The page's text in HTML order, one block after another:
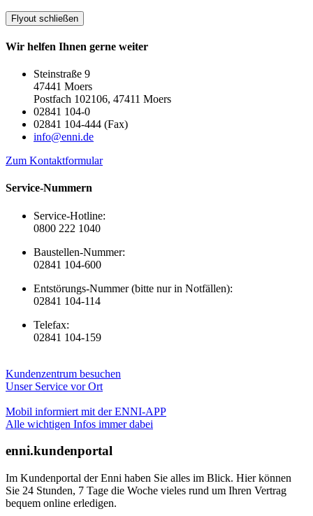
Flyout schließen
Wir helfen Ihnen gerne weiter
Steinstraße 9
47441 Moers
Postfach 102106, 47411 Moers
02841 104-0
02841 104-444 (Fax)
info@enni.de
Zum Kontaktformular
Service-Nummern
Service-Hotline:
0800 222 1040
Baustellen-Nummer:
02841 104-600
Entstörungs-Nummer (bitte nur in Notfällen):
02841 104-114
Telefax:
02841 104-159
Kundenzentrum besuchen
Unser Service vor Ort
Mobil informiert mit der ENNI-APP
Alle wichtigen Infos immer dabei
enni.kundenportal
Im Kundenportal der Enni haben Sie alles im Blick. Hier können
Sie 24 Stunden, 7 Tage die Woche vieles rund um Ihren Vertrag
bequem online erledigen.